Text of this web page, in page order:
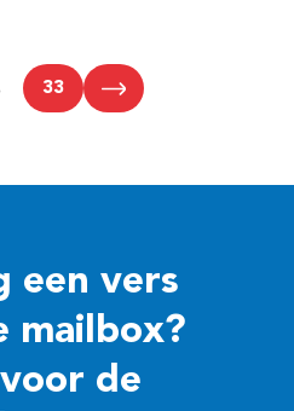
33
een vers
mailbox?
de